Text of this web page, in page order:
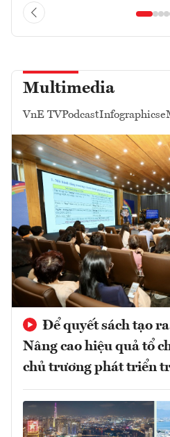
Multimedia
VnE TVPodcastInfographics
Để quyết sách tạo
Nâng cao hiệu quả tổ
chủ trương phát triển